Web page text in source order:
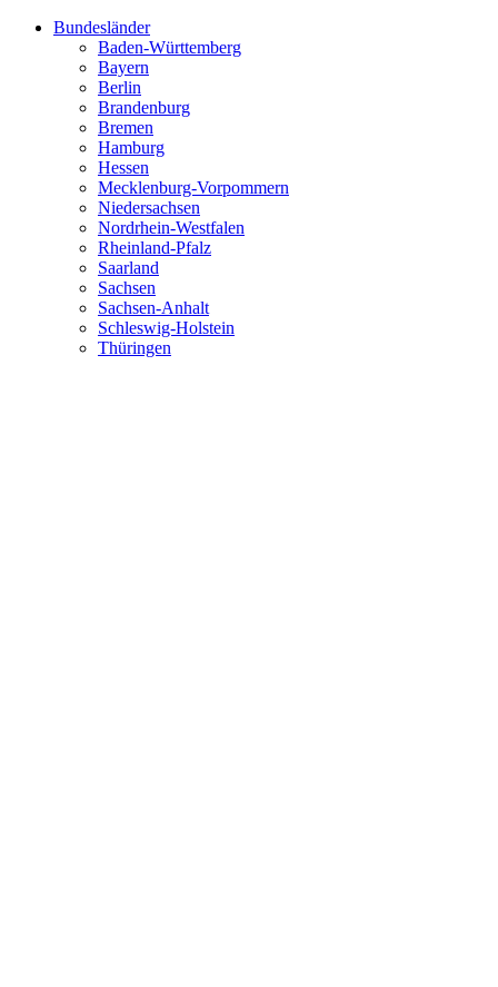
Bundesländer
Baden-Württemberg
Bayern
Berlin
Brandenburg
Bremen
Hamburg
Hessen
Mecklenburg-Vorpommern
Niedersachsen
Nordrhein-Westfalen
Rheinland-Pfalz
Saarland
Sachsen
Sachsen-Anhalt
Schleswig-Holstein
Thüringen